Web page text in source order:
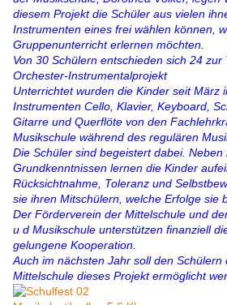
diesem Projekt die Schüler aus vielen
Instrumenten eines frei wählen können,
Gruppenunterricht erlernen möchten.
Von 30 Schülern entschieden sich 24 zur
Orchester-Instrumentalprojekt
Unterrichtet wurden die Kinder seit März
Instrumenten Cello, Klavier, Keyboard,
Gitarre und Querflöte von den
Musikschule während des regulären
Die Schüler sind begeistert dabei. Neben
Grundkenntnissen lernen die Kinder
Rücksichtnahme, Toleranz und
sie ihren Mitschülern, welche Erfolge sie
Der Förderverein der Mittelschule und
u d Musikschule unterstützen finanziell
gelungene Kooperation.
Auch im nächsten Jahr soll den Schülern
Mittelschule dieses Projekt ermöglicht